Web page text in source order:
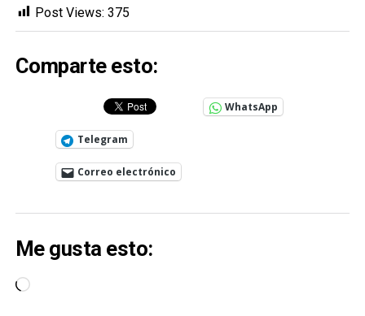
Post Views: 375
Comparte esto:
WhatsApp
Telegram
Correo electrónico
Me gusta esto:
Cargando...